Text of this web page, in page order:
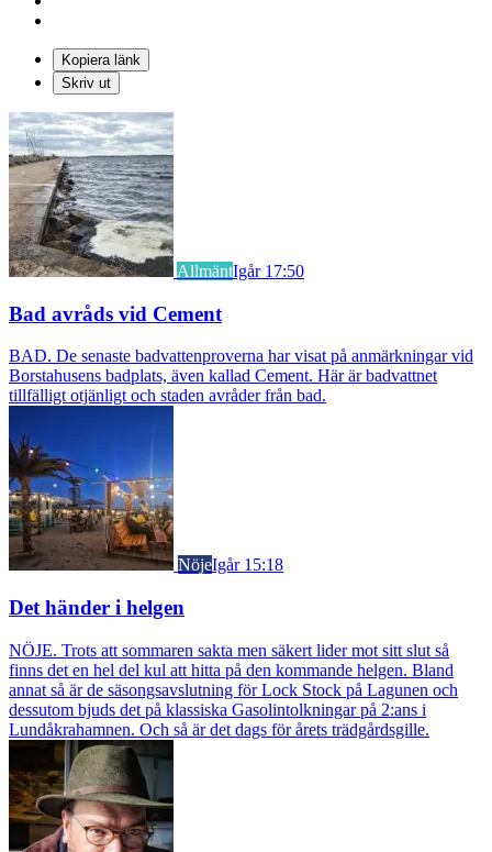
Kopiera länk
Skriv ut
AllmäntIgår 17:50
Bad avråds vid Cement
BAD. De senaste badvattenproverna har visat på anmärkningar vid
Borstahusens badplats, även kallad Cement. Här är badvattnet
tillfälligt otjänligt och staden avråder från bad.
NöjeIgår 15:18
Det händer i helgen
NÖJE. Trots att sommaren sakta men säkert lider mot sitt slut så
finns det en hel del kul att hitta på den kommande helgen. Bland
annat så är de säsongsavslutning för Lock Stock på Lagunen och
dessutom bjuds det på klassiska Gasolintolkningar på 2:ans i
Lundåkrahamnen. Och så är det dags för årets trädgårdsgille.